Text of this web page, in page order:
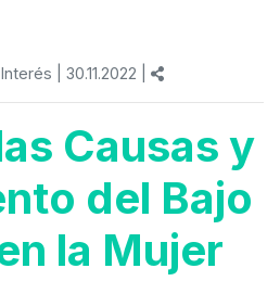
| 30.11.2022 |
Causas y
del Bajo
la Mujer